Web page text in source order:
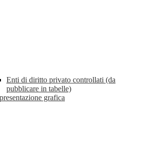
Enti di diritto privato controllati (da
pubblicare in tabelle)
grafica